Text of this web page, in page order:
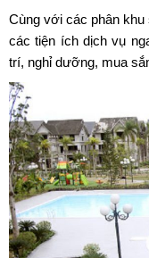
Cùng với các phân
các tiện ích dịch vụ
trí, nghỉ dưỡng, mua